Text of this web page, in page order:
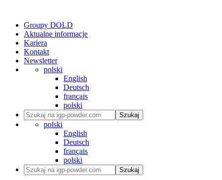
Groupy DOLD
Aktualne informacje
Kariera
Kontakt
Newsletter
polski
English
Deutsch
français
polski
Szukaj
polski
English
Deutsch
français
polski
Szukaj